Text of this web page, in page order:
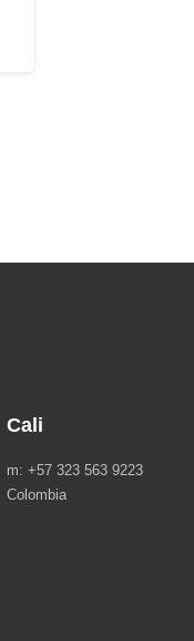
Cali
m: +57 323 563 9223
Colombia